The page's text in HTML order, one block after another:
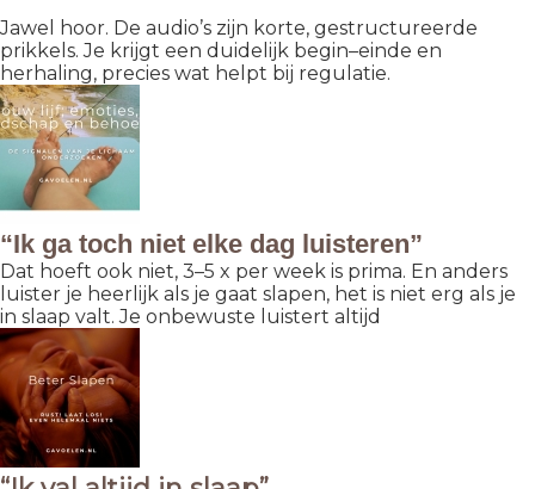
Jawel hoor. De audio’s zijn korte, gestructureerde
prikkels. Je krijgt een duidelijk begin–einde en
herhaling, precies wat helpt bij regulatie.
“Ik ga toch niet elke dag luisteren”
Dat hoeft ook niet, 3–5 x per week is prima. En anders
luister je heerlijk als je gaat slapen, het is niet erg als je
in slaap valt. Je onbewuste luistert altijd